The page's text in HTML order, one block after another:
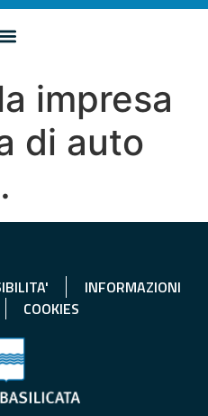
impresa
di auto
INFORMAZIONI
COOKIES